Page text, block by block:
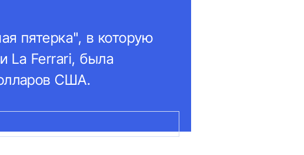
пятерка", в которую
La Ferrari, была
США.